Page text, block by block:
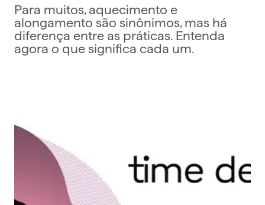
Para muitos, aquecimento e
alongamento são sinônimos, mas há
diferença entre as práticas. Entenda
agora o que significa cada um.